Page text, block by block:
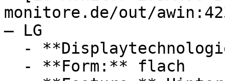
monitore.de/out/
— LG